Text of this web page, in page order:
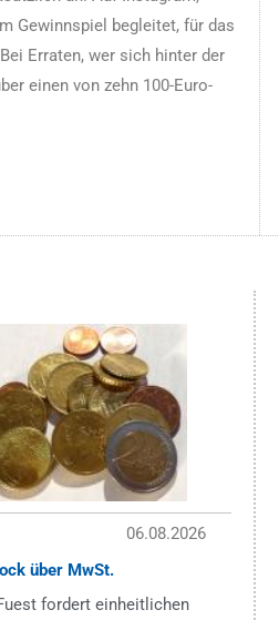
Gewinnspiel begleitet, für das
Erraten, wer sich hinter der
einen von zehn 100-Euro-
06.08.2026
über MwSt.
fordert einheitlichen